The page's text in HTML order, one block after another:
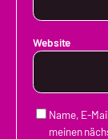
Website
Name, E-
meinen